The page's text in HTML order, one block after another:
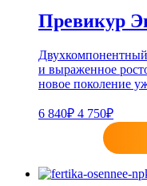
Превикур
и выраженное
новое поколение
6 840₽ 4 750₽